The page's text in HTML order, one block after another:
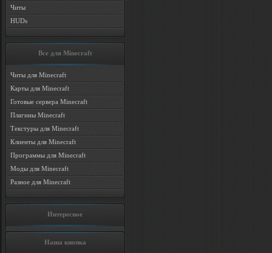
Читы
HUDs
Все для Minecraft
Читы для Minecraft
Карты для Minecraft
Готовые сервера Minecraft
Плагины Minecraft
Текстуры для Minecraft
Клиенты для Minecraft
Программы для Minecraft
Моды для Minecraft
Разное для Minecraft
Интересное
Наша кнопка